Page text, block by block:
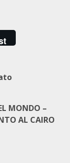
MONDO –
AL CAIRO